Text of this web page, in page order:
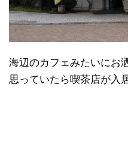
海辺のカフェみたいにお
思っていたら喫茶店が入